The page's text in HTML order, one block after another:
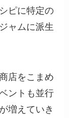
ピに特定の
ャムに派生
店をこまめ
ントも並行
増えていき